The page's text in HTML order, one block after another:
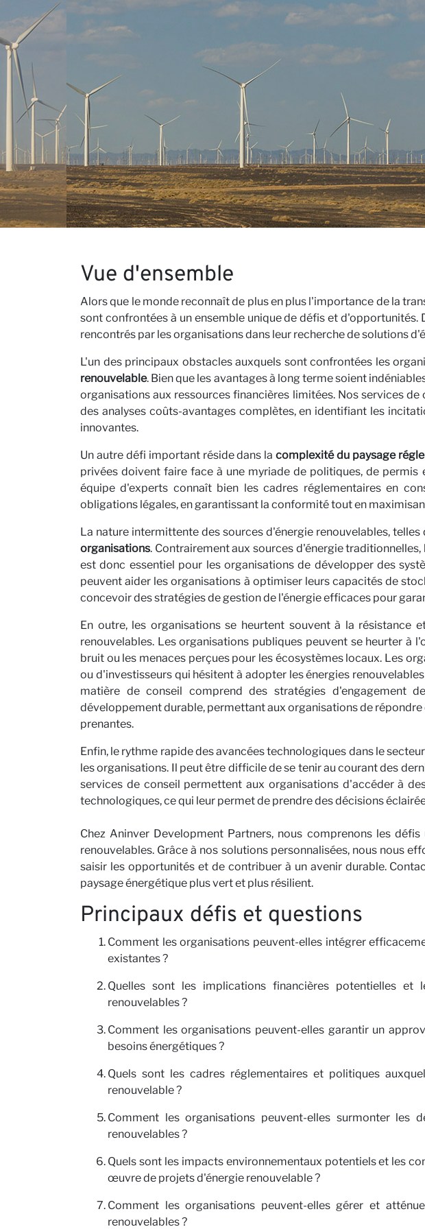
Nos
nous
Vue d'ensemble
Alors que le monde reconnaît de plus en plus l'importance de la
sont confrontées à un ensemble unique de défis et
rencontrés par les organisations dans leur recherche de solutions
L'un des principaux obstacles auxquels sont confrontées les
renouvelable. Bien que les avantages à long terme soient
organisations aux ressources financières limitées. Nos services
des analyses coûts-avantages complètes, en identifiant les
innovantes.
Un autre défi important réside dans lacomplexité du paysage
privées doivent faire face à une myriade de politiques, de
équipe d'experts connaît bien les cadres réglementaires en
obligations légales, en garantissant la conformité tout en
La nature intermittente des sources d'énergie renouvelables,
organisations. Contrairement aux sources d'énergie
est donc essentiel pour les organisations de développer des
peuvent aider les organisations à optimiser leurs capacités de
concevoir des stratégies de gestion de l'énergie efficaces pour
En outre, les organisations se heurtent souvent à la
renouvelables. Les organisations publiques peuvent se heurter
bruit ou les menaces perçues pour les écosystèmes locaux. Les
ou d'investisseurs qui hésitent à adopter les énergies
matière de conseil comprend des stratégies d'engagement
développement durable, permettant aux organisations de
prenantes.
Enfin, le rythme rapide des avancées technologiques dans le
les organisations. Il peut être difficile de se tenir au courant des
services de conseil permettent aux organisations d'accéder à
technologiques, ce qui leur permet de prendre des décisions
Chez Aninver Development Partners, nous comprenons les
renouvelables. Grâce à nos solutions personnalisées, nous nous
saisir les opportunités et de contribuer à un avenir durable.
paysage énergétique plus vert et plus résilient.
Principaux défis et questions
Comment les organisations peuvent-elles intégrer
existantes ?
Quelles sont les implications financières potentielles et
renouvelables ?
Comment les organisations peuvent-elles garantir un
besoins énergétiques ?
Quels sont les cadres réglementaires et politiques
renouvelable ?
Comment les organisations peuvent-elles surmonter les
renouvelables ?
Quels sont les impacts environnementaux potentiels et les
œuvre de projets d'énergie renouvelable ?
Comment les organisations peuvent-elles gérer et
renouvelables ?